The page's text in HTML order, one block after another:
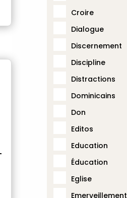
Croire
Dialogue
Discernement
Discipline
Distractions
Dominicains
Don
Editos
Education
Éducation
Eglise
Emerveillement